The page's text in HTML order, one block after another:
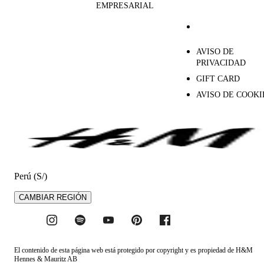
EMPRESARIAL
AVISO DE
PRIVACIDAD
GIFT CARD
AVISO DE
Perú (S/)
CAMBIAR REGIÓN
El contenido de esta página web está protegido por copyright y es propiedad de H&M
Hennes & Mauritz AB